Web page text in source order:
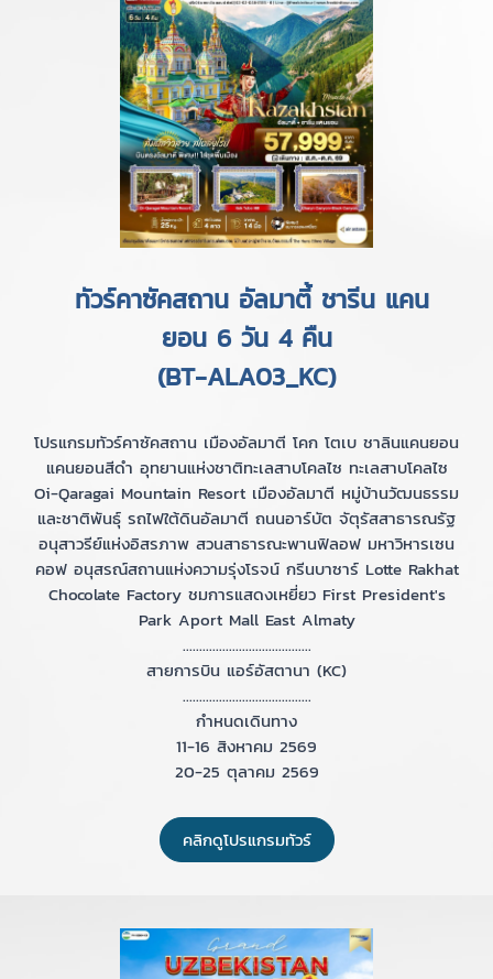
ทัวร์คาซัคสถาน อัลมาตี้ ชารีน แคน
ยอน 6 วัน 4 คืน
(BT-ALA03_KC)
โปรแกรมทัวร์คาซัคสถาน เมืองอัลมาตี โคก โตเบ ชาลินแคนยอน
แคนยอนสีดำ อุทยานแห่งชาติทะเลสาบโคลไซ ทะเลสาบโคลไซ
Oi-Qaragai Mountain Resort เมืองอัลมาตี หมู่บ้านวัฒนธรรม
และชาติพันธุ์ รถไฟใต้ดินอัลมาตี ถนนอาร์บัต จัตุรัสสาธารณรัฐ
อนุสาวรีย์แห่งอิสรภาพ สวนสาธารณะพานฟิลอฟ มหาวิหารเซน
คอฟ อนุสรณ์สถานแห่งความรุ่งโรจน์ กรีนบาซาร์ Lotte Rakhat
Chocolate Factory ชมการแสดงเหยี่ยว First President's
Park Aport Mall East Almaty
.......................................
สายการบิน แอร์อัสตานา (KC)
.......................................
กำหนดเดินทาง
11-16 สิงหาคม 2569
20-25 ตุลาคม 2569
คลิกดูโปรแกรมทัวร์